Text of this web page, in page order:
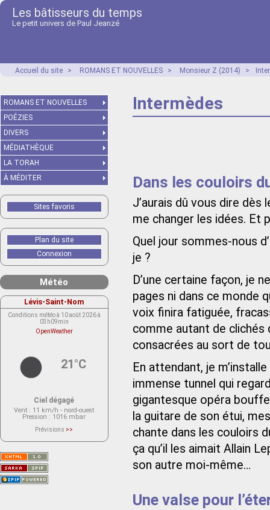
Les bâtisseurs du temps
Le petit univers de Paul Jeanzé
Accueil du site > ROMANS ET NOUVELLES > Monsieur Z (2014) >
Intermèdes
Dans les couloirs
J’aurais dû vous dire dès
me changer les idées. Et
Quel jour sommes-nous
je ?
D’une certaine façon, je
pages ni dans ce monde
voix finira fatiguée,
comme autant de clichés
consacrées au sort de
En attendant, je
immense tunnel qui
gigantesque opéra
la guitare de son étui,
chante dans les couloirs
ça qu’il les aimait Allain
son autre moi-même…
Une valse pour
ROMANS ET NOUVELLES
POÉZIES
DIVERS
MÉDIATHÈQUE
LA TORAH
À MÉDITER
Sites favoris
Plan du site
Connexion
Météo
Lévis-Saint-Nom
Conditions météo à 10 août 2026 à
03h09min
OpenWeather
21°C
Ciel dégagé
Vent : 11 km/h - nord-ouest
Pression : 1016 mbar
Prévisions >>
actuellement aucune prévision
Saint-Nom.
Veuillez consulter le message du
service ci-dessous.
(401 - Invalid API key. Please see
https://openweathermap.org/faq#error401